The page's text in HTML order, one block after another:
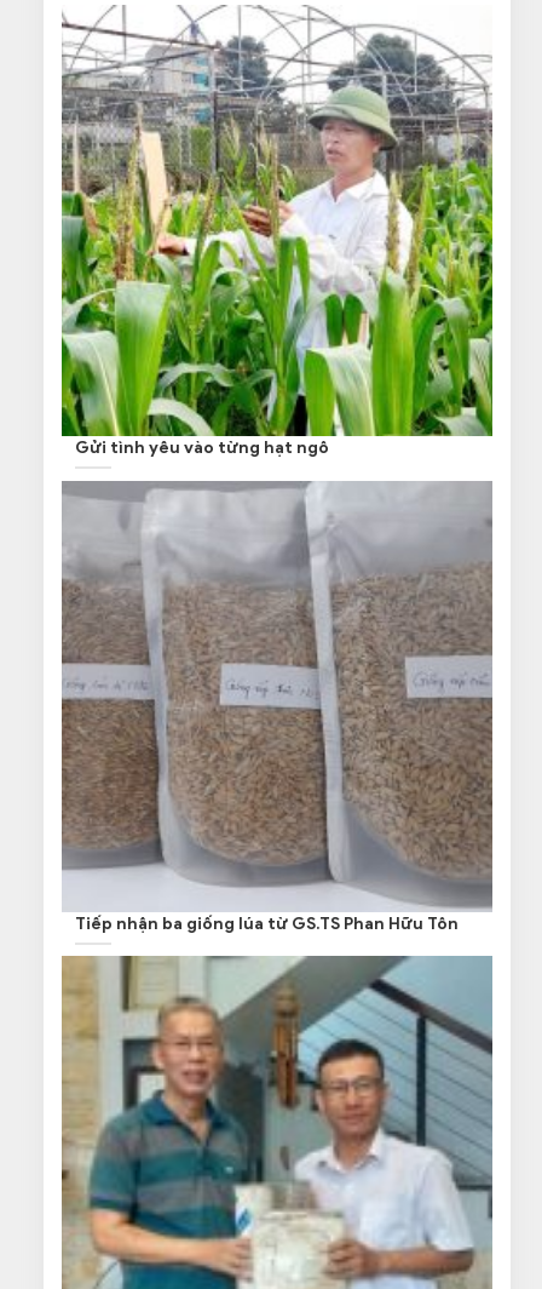
Gửi tình yêu vào từng hạt ngô
Tiếp nhận ba giống lúa từ GS.TS Phan Hữu Tôn